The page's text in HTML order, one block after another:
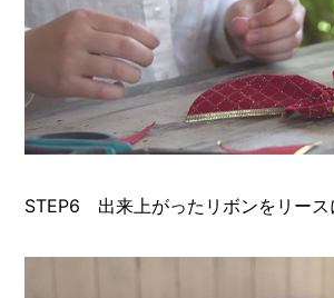
STEP6 出来上がったリボンをリース